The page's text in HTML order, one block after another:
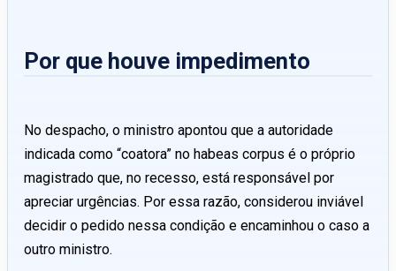
Por que houve impedimento
No despacho, o ministro apontou que a autoridade
indicada como “coatora” no habeas corpus é o próprio
magistrado que, no recesso, está responsável por
apreciar urgências. Por essa razão, considerou inviável
decidir o pedido nessa condição e encaminhou o caso a
outro ministro.